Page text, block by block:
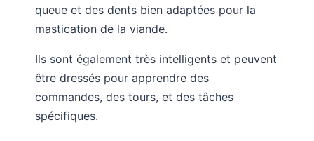
queue et des dents bien adaptées pour la
mastication de la viande.
Ils sont également très intelligents et peuvent
être dressés pour apprendre des
commandes, des tours, et des tâches
spécifiques.